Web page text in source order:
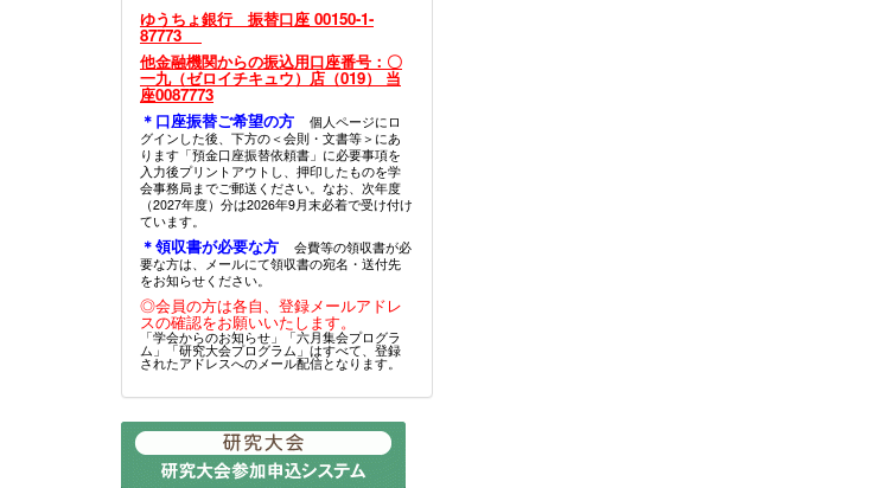
ゆうちょ銀行 振替口座 00150-1-
87773
他金融機関からの振込用口座番号：〇
一九（ゼロイチキュウ）店（019） 当
座0087773
＊口座振替ご希望の方
個人ページにロ
グインした後、下方の＜会則・文書等＞にあ
ります「預金口座振替依頼書」に必要事項を
入力後プリントアウトし、押印したものを学
会事務局までご郵送ください。なお、次年度
（2027年度）分は2026年9月末必着で受け付け
ています。
＊領収書が必要な方
会費等の領収書が必
要な方は、メールにて領収書の宛名・送付先
をお知らせください。
◎会員の方は各自、登録メールアドレ
スの確認をお願いいたします。
「学会からのお知らせ」「六月集会プログラ
ム」「研究大会プログラム」はすべて、登録
されたアドレスへのメール配信となります。